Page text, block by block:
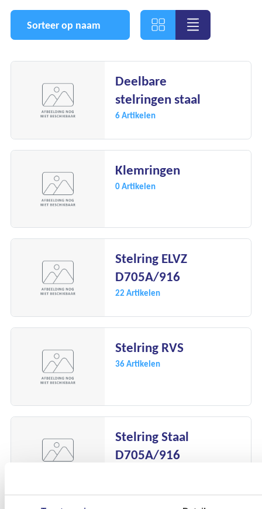
Ons assortiment
Over Kalkhuis
Sorteer op naam
Deelbare
stelringen staal
6 Artikelen
Klemringen
0 Artikelen
Stelring ELVZ
D705A/916
22 Artikelen
Stelring RVS
36 Artikelen
Stelring Staal
D705A/916